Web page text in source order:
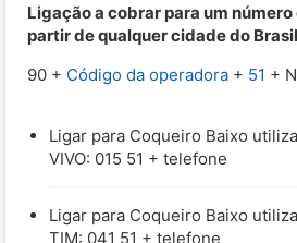
Ligação a cobrar para um número
partir de qualquer cidade do
90 + Código da operadora + 51 +
Ligar para Coqueiro Baixo
VIVO: 015 51 + telefone
Ligar para Coqueiro Baixo
TIM: 041 51 + telefone